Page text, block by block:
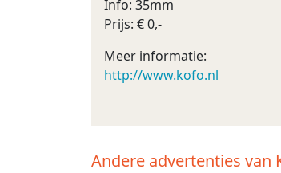
Info: 35mm
Prijs: € 0,-
Meer informatie:
http://www.kofo.nl
Andere advertenties van